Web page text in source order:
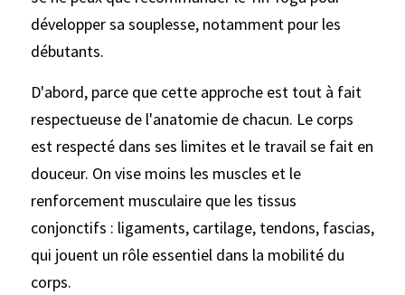
développer sa souplesse, notamment pour les
débutants.
D'abord, parce que cette approche est tout à fait
respectueuse de l'anatomie de chacun. Le corps
est respecté dans ses limites et le travail se fait en
douceur. On vise moins les muscles et le
renforcement musculaire que les tissus
conjonctifs : ligaments, cartilage, tendons, fascias,
qui jouent un rôle essentiel dans la mobilité du
corps.